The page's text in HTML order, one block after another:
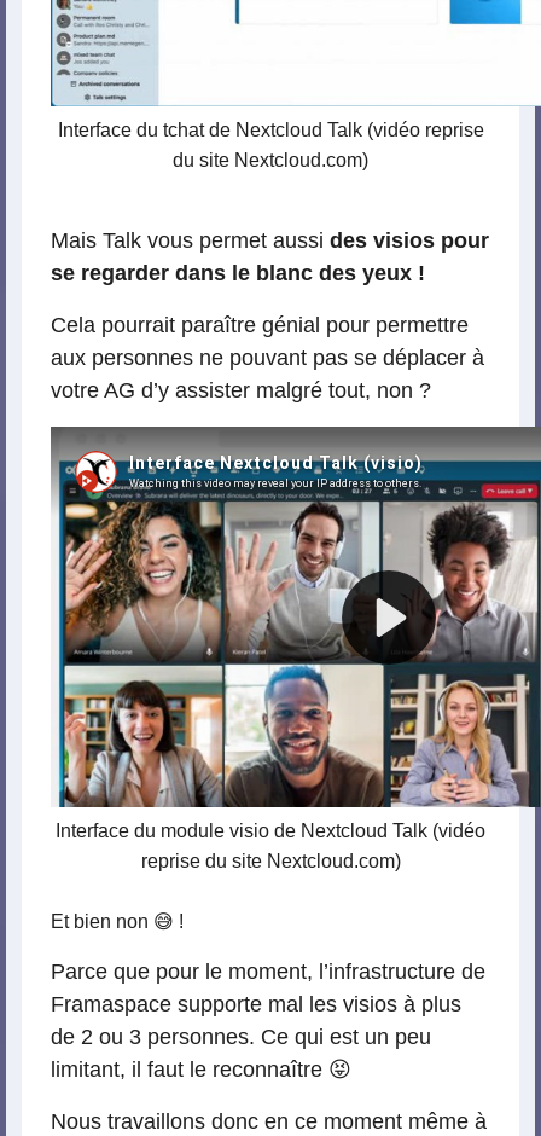
Interface du tchat de Nextcloud Talk (vidéo reprise
du site Nextcloud.com)
Mais Talk vous permet aussi des visios pour
se regarder dans le blanc des yeux !
Cela pourrait paraître génial pour permettre
aux personnes ne pouvant pas se déplacer à
votre AG d’y assister malgré tout, non ?
Interface du module visio de Nextcloud Talk (vidéo
reprise du site Nextcloud.com)
Et bien non 😅 !
Parce que pour le moment, l’infrastructure de
Framaspace supporte mal les visios à plus
de 2 ou 3 personnes. Ce qui est un peu
limitant, il faut le reconnaître 😝
Nous travaillons donc en ce moment même à